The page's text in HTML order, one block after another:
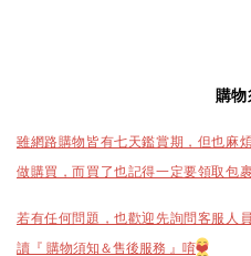
購物
雖網路購物皆有七天鑑賞期，但也麻
做購買，而買了也記得一定要領取包
若有任何問題，也歡迎先詢問客服人
讀『 購物須知＆售後服務 』唷❤️